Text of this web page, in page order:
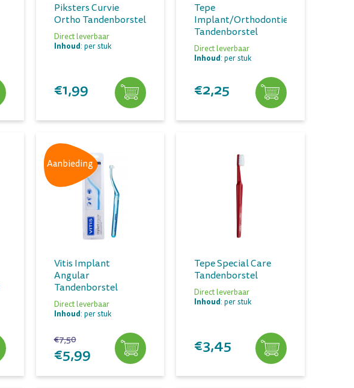
Piksters Curvie
Ortho Tandenborstel
Direct leverbaar
Inhoud: per stuk
€1,99
Tepe
Implant/orthodontie
Tandenborstel
Direct leverbaar
Inhoud: per stuk
€2,25
Aanbieding
Vitis Implant
Angular
Tandenborstel
Direct leverbaar
Inhoud: per stuk
€7,50
€5,99
Tepe Special Care
Tandenborstel
Direct leverbaar
Inhoud: per stuk
€3,45